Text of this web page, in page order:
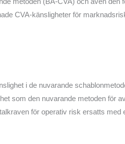
CVA-känsligheter för
i de nuvarande
som den nuvarande metoden för
för operativ risk ersatts